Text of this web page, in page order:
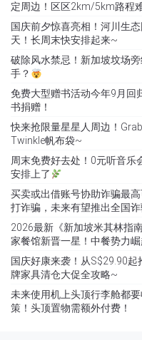
定周边！区区2km/5km路程
国庆前夕惊喜亮相！河川生
天！长周末快安排起来~
破除风水禁忌！新加坡坟场
手？
免费大型赠书活动今年9月回
书捐赠！
快来抢限量星星人周边！
Twinkle帆布袋~
周末免费好去处！0元听音乐
安排上了
买卖或出借账号协助诈骗最
打诈骗，未来有望推出全国诈
2026最新《新加坡米其林指
家餐馆新晋一星！中餐势力崛
国庆好康来袭！从S$29.90
牌家具清仓大促全攻略~
未来使用机上头顶行李舱都
策！头顶置物需额外付费！